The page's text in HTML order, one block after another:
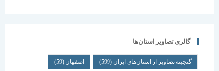
گالری تصاویر استان‌ها
گنجینه تصاویر از استان‌های ایران(599) اصفهان (59)